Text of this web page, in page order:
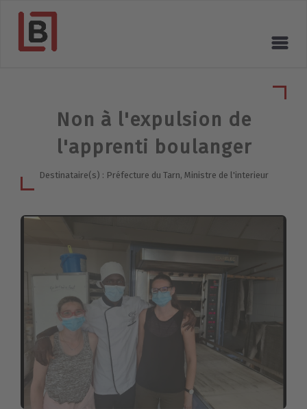
Non à l'expulsion de
l'apprenti boulanger
Destinataire(s) : Préfecture du Tarn, Ministre de l'interieur